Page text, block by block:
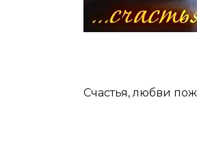
Счастья, любви